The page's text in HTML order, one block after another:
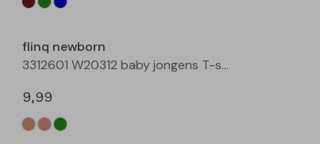
flinq newborn
3312601 W20312 baby jongens T-shirt lm Ecru melee
9,99